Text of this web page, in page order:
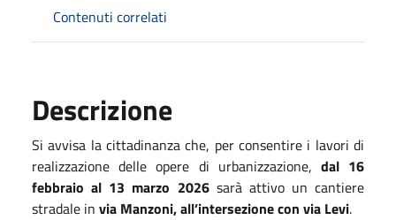
Contenuti correlati
Descrizione
Si avvisa la cittadinanza che, per consentire i lavori di
realizzazione delle opere di urbanizzazione, dal 16
febbraio al 13 marzo 2026sarà attivo un cantiere
stradale in via Manzoni, all’intersezione con via Levi.